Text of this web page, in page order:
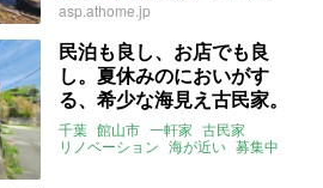
ドッグラン 3LDK
ライター：山中みく
asp.athome.jp
民泊も良し、お店でも良
し。夏休みのにおいがす
る、希少な海見え古民家。
（千葉県館山市153㎡の賃
貸物件）
千葉 館山市 一軒家 古民家
リノベーション 海が近い 募集中